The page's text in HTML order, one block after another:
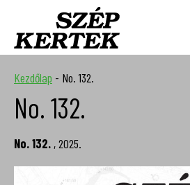
Kezdőlap - No. 132.
No. 132.
No. 132. , 2025.